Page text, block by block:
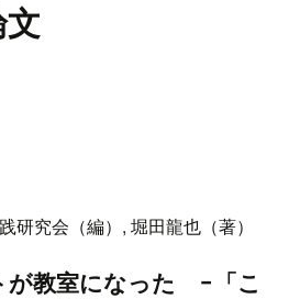
研究会（編）, 堀田龍也（著）
が教室になった −「こ